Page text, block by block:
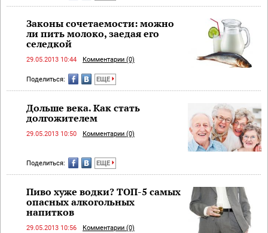
Законы сочетаемости: можно
ли пить молоко, заедая его
селедкой
29.05.2013 10:44 Комментарии (0)
Поделиться: ЕЩЕ
Дольше века. Как стать
долгожителем
29.05.2013 10:50 Комментарии (0)
Поделиться: ЕЩЕ
Пиво хуже водки? ТОП-5 самых
опасных алкогольных
напитков
29.05.2013 10:56 Комментарии (0)